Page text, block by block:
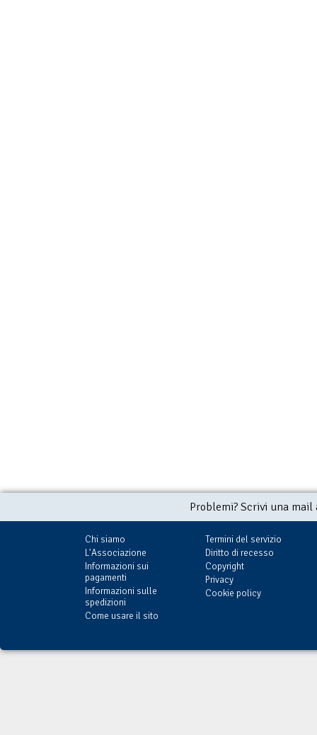
Problemi? Scrivi una
Chi siamo
L'Associazione
Informazioni sui
pagamenti
Informazioni sulle
spedizioni
Come usare il sito
Termini del servizio
Diritto di recesso
Copyright
Privacy
Cookie policy